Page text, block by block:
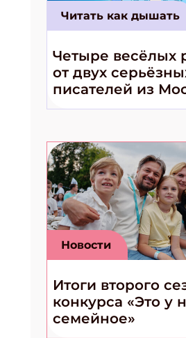
Читать как дышать
Четыре весёлых
от двух
писателей из
Новости
Итоги второго
конкурса «Это у
семейное»